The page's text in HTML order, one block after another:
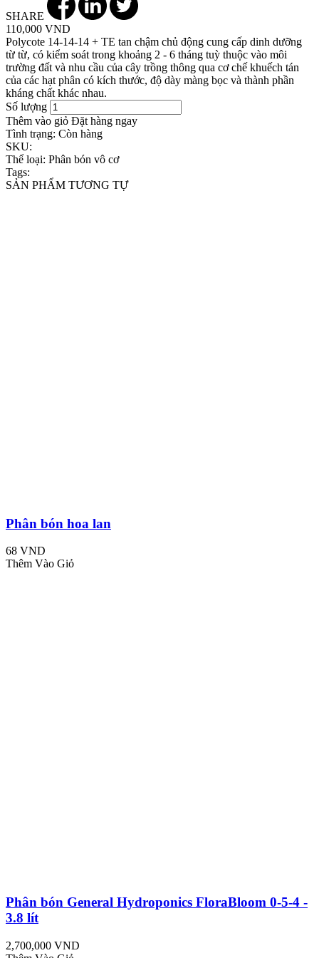
SHARE
110,000 VND
Polycote 14-14-14 + TE tan chậm chủ động cung cấp dinh dưỡng
từ từ, có kiểm soát trong khoảng 2 - 6 tháng tuỳ thuộc vào môi
trường đất và nhu cầu của cây trồng thông qua cơ chế khuếch tán
của các hạt phân có kích thước, độ dày màng bọc và thành phần
kháng chất khác nhau.
Số lượng
Thêm vào giỏ Đặt hàng ngay
Tình trạng: Còn hàng
SKU:
Thể loại: Phân bón vô cơ
Tags:
SẢN PHẨM TƯƠNG TỰ
Phân bón hoa lan
68 VND
Thêm Vào Giỏ
Phân bón General Hydroponics FloraBloom 0-5-4 -
3.8 lít
2,700,000 VND